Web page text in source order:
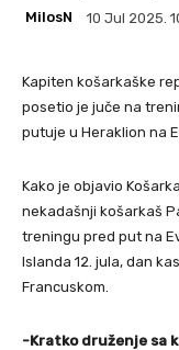
MilosN 10 Jul 2025.
Kapiten košarkaške
posetio je juče na
putuje u Heraklion na
Kako je objavio
nekadašnji košarkaš
treningu pred put na
Islanda 12. jula, dan
Francuskom.
-Kratko druženje sa